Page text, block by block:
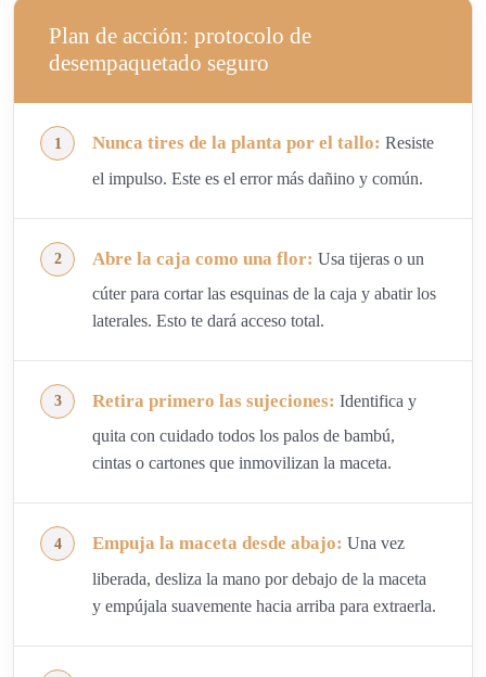
Plan de acción: protocolo de
desempaquetado seguro
Nunca tires de la planta por el tallo: Resiste
el impulso. Este es el error más dañino y común.
Abre la caja como una flor: Usa tijeras o un
cúter para cortar las esquinas de la caja y abatir los
laterales. Esto te dará acceso total.
Retira primero las sujeciones: Identifica y
quita con cuidado todos los palos de bambú,
cintas o cartones que inmovilizan la maceta.
Empuja la maceta desde abajo: Una vez
liberada, desliza la mano por debajo de la maceta
y empújala suavemente hacia arriba para extraerla.